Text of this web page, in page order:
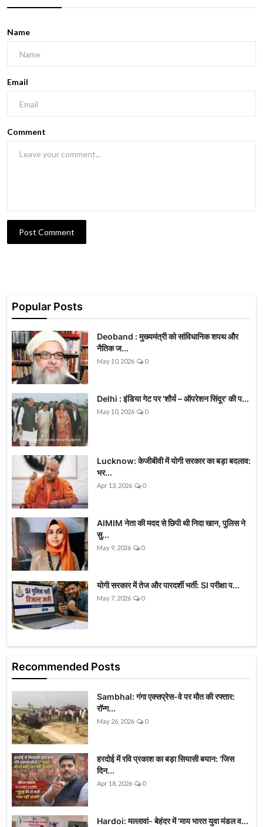
Name
Email
Comment
Post Comment
Popular Posts
Deoband : मुख्यमंत्री को सांविधानिक शपथ और
नैतिक ज...
May 10, 2026 0
Delhi : इंडिया गेट पर 'शौर्य – ऑपरेशन सिंदूर' की प...
May 10, 2026 0
Lucknow: केजीबीवी में योगी सरकार का बड़ा बदलाव:
भर...
Apr 13, 2026 0
AIMIM नेता की मदद से छिपी थी निदा खान, पुलिस ने
सु...
May 9, 2026 0
योगी सरकार में तेज और पारदर्शी भर्ती: SI परीक्षा प...
May 7, 2026 0
Recommended Posts
Sambhal: गंगा एक्सप्रेस-वे पर मौत की रफ्तार:
रॉन्ग...
May 26, 2026 0
हरदोई में रवि प्रकाश का बड़ा सियासी बयान: 'जिस
दिन...
Apr 18, 2026 0
Hardoi: मल्लावां- बेहंदर में 'माय भारत युवा मंडल व...